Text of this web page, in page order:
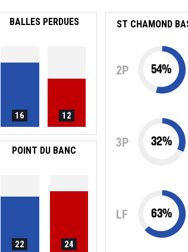
BALLES PERDUES
16 12
POINT DU BANC
22 24
2P 54%
3P 32%
LF 63%